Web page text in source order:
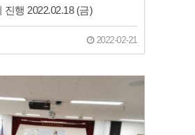
진행 2022.02.18 (금)
2022-02-21